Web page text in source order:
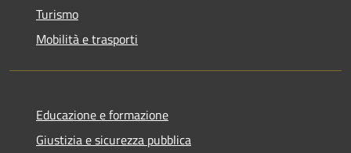
Turismo
Mobilità e trasporti
Educazione e formazione
Giustizia e sicurezza pubblica